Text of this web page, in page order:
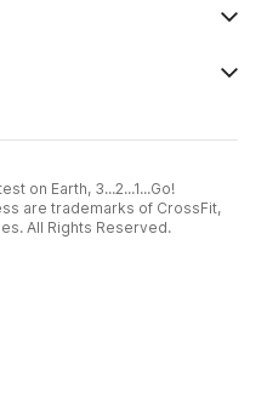
on Earth, 3...2...1...Go!
are trademarks of CrossFit,
All Rights Reserved.